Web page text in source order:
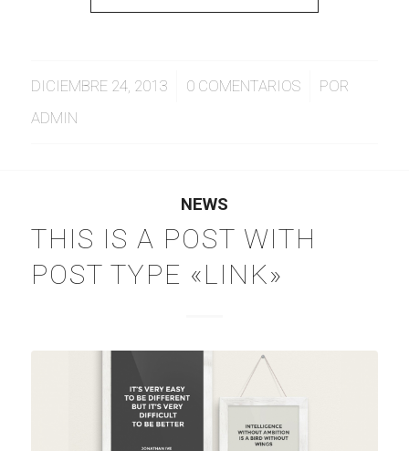
DICIEMBRE 24, 2013
/ 0 COMENTARIOS
/
POR
ADMIN
NEWS
THIS IS A POST WITH
POST TYPE «LINK»